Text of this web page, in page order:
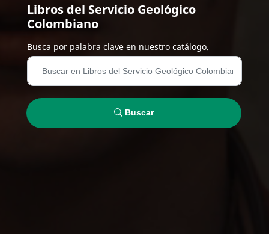
Libros del Servicio Geológico
Colombiano
Busca por palabra clave en nuestro catálogo.
Buscar